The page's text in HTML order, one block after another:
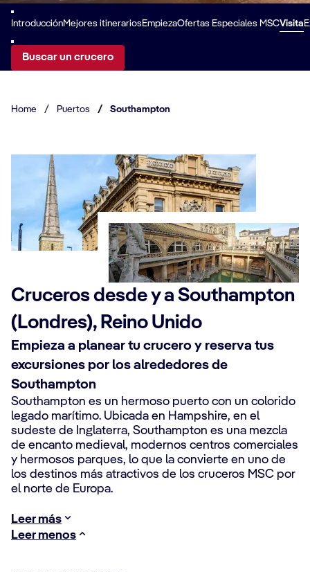
IntroducciónMejores itinerariosEmpiezaOfertas Especiales MSCVisita
Buscar un crucero
Home / Puertos / Southampton
Cruceros desde y a Southampton
(Londres), Reino Unido
Empieza a planear tu crucero y reserva tus
excursiones por los alrededores de
Southampton
Southampton es un hermoso puerto con un colorido
legado marítimo. Ubicada en Hampshire, en el
sudeste de Inglaterra, Southampton es una mezcla
de encanto medieval, modernos centros comerciales
y hermosos parques, lo que la convierte en uno de
los destinos más atractivos de los cruceros MSC por
el norte de Europa.
Leer más
Leer menos